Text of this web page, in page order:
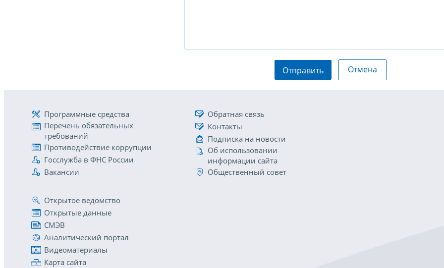
Отправить Отмена
Программные средства
Перечень обязательных
требований
Противодействие коррупции
Госслужба в ФНС России
Вакансии
Обратная связь
Контакты
Подписка на новости
Об использовании
информации сайта
Общественный совет
Открытое ведомство
Открытые данные
СМЭВ
Аналитический портал
Видеоматериалы
Карта сайта